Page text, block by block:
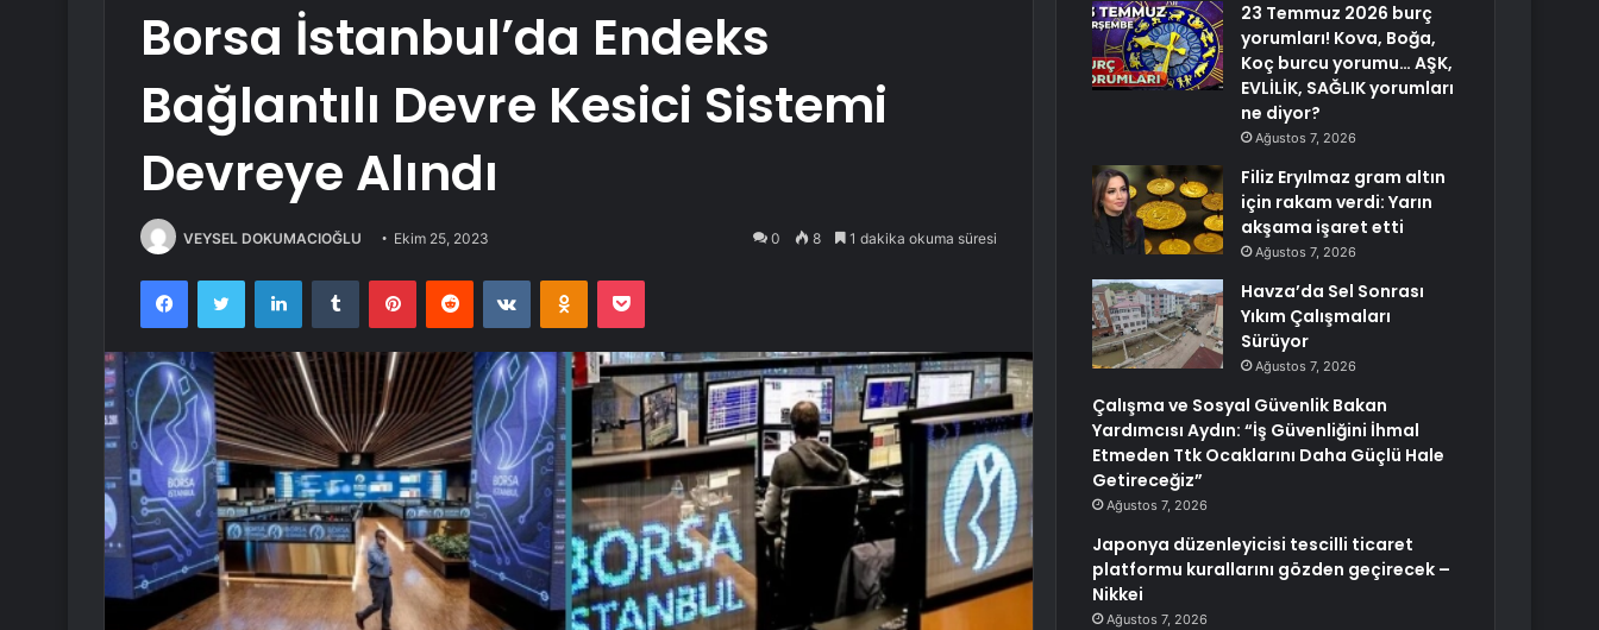
Borsa İstanbul’da Endeks
Bağlantılı Devre Kesici Sistemi
Devreye Alındı
VEYSEL DOKUMACIOĞLU Ekim 25, 2023 0 8 1 dakika okuma süresi
FacebookTwitter LinkedInTumblr PinterestReddit VKontakteOdnoklassniki
Pocket
23 Temmuz 2026 burç
yorumları! Kova, Boğa,
Koç burcu yorumu… AŞK,
EVLİLİK, SAĞLIK yorumları
ne diyor?
Ağustos 7, 2026
Filiz Eryılmaz gram altın
için rakam verdi: Yarın
akşama işaret etti
Ağustos 7, 2026
Havza’da Sel Sonrası
Yıkım Çalışmaları
Sürüyor
Ağustos 7, 2026
Çalışma ve Sosyal Güvenlik Bakan
Yardımcısı Aydın: “İş Güvenliğini İhmal
Etmeden Ttk Ocaklarını Daha Güçlü Hale
Getireceğiz”
Ağustos 7, 2026
Japonya düzenleyicisi tescilli ticaret
platformu kurallarını gözden geçirecek –
Nikkei
Ağustos 7, 2026